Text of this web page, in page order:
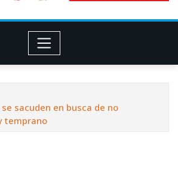
sacuden en busca de no
temprano